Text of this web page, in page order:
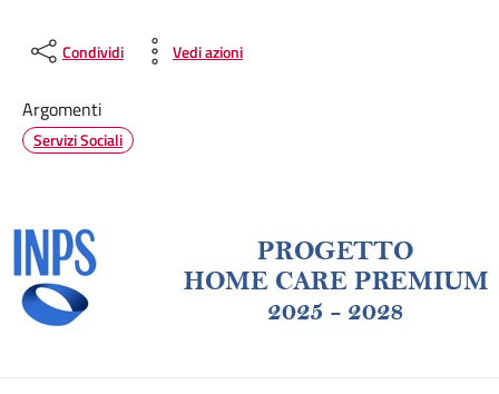
Condividi Vedi azioni
Argomenti
Servizi Sociali